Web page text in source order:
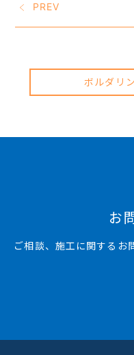
PREV
ボルダリ
お
ご相談、施工に関するお